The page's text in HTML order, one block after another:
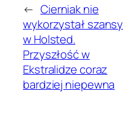
← Cierniak nie
wykorzystał szansy
w Holsted.
Przyszłość w
Ekstralidze coraz
bardziej niepewna